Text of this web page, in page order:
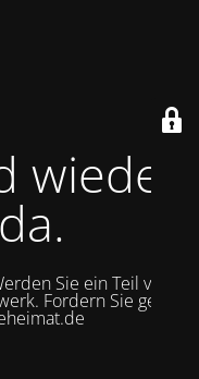
Sie ein Teil von
Fordern Sie gerne